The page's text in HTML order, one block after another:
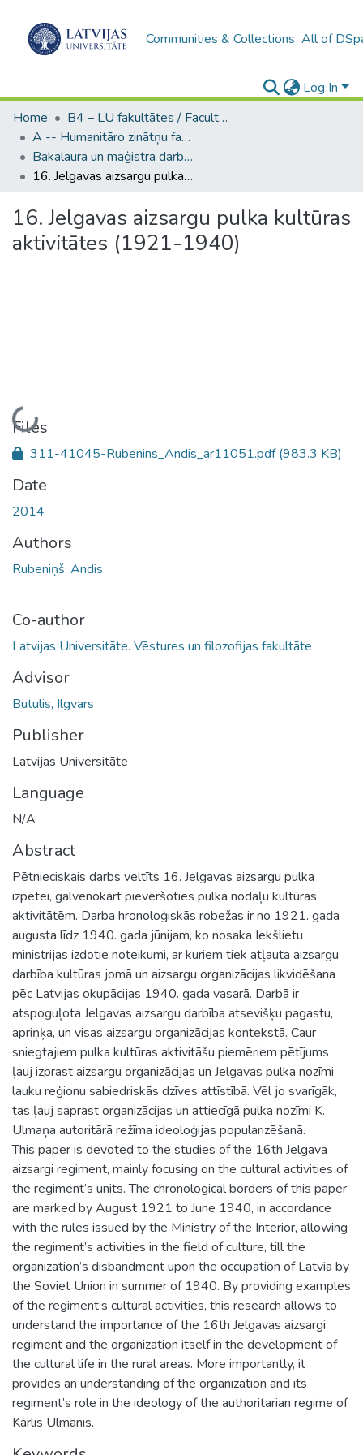
Communities & Collections All of
Log In
Home
B4 – LU fakultātes / Faculties of the UL
A -- Humanitāro zinātņu fakultāte / Faculty of Humanities
Bakalaura un maģistra darbi (HZF) / Bachelor's and Master's theses
16. Jelgavas aizsargu pulka kultūras aktivitātes (1921-1940)
16. Jelgavas aizsargu pulka kultūras
aktivitātes (1921-1940)
Loading...
Files
311-41045-Rubenins_Andis_ar11051.pdf(983.3 KB)
Date
2014
Authors
Rubeniņš, Andis
Co-author
Latvijas Universitāte. Vēstures un filozofijas fakultāte
Advisor
Butulis, Ilgvars
Publisher
Latvijas Universitāte
Language
N/A
Abstract
Pētnieciskais darbs veltīts 16. Jelgavas aizsargu pulka
izpētei, galvenokārt pievēršoties pulka nodaļu kultūras
aktivitātēm. Darba hronoloģiskās robežas ir no 1921. gada
augusta līdz 1940. gada jūnijam, ko nosaka Iekšlietu
ministrijas izdotie noteikumi, ar kuriem tiek atļauta aizsargu
darbība kultūras jomā un aizsargu organizācijas likvidēšana
pēc Latvijas okupācijas 1940. gada vasarā. Darbā ir
atspoguļota Jelgavas aizsargu darbība atsevišķu pagastu,
apriņķa, un visas aizsargu organizācijas kontekstā. Caur
sniegtajiem pulka kultūras aktivitāšu piemēriem pētījums
ļauj izprast aizsargu organizācijas un Jelgavas pulka nozīmi
lauku reģionu sabiedriskās dzīves attīstībā. Vēl jo svarīgāk,
tas ļauj saprast organizācijas un attiecīgā pulka nozīmi K.
Ulmaņa autoritārā režīma ideoloģijas popularizēšanā.
This paper is devoted to the studies of the 16th Jelgava
aizsargi regiment, mainly focusing on the cultural activities of
the regiment’s units. The chronological borders of this paper
are marked by August 1921 to June 1940, in accordance
with the rules issued by the Ministry of the Interior, allowing
the regiment’s activities in the field of culture, till the
organization’s disbandment upon the occupation of Latvia by
the Soviet Union in summer of 1940. By providing examples
of the regiment’s cultural activities, this research allows to
understand the importance of the 16th Jelgavas aizsargi
regiment and the organization itself in the development of
the cultural life in the rural areas. More importantly, it
provides an understanding of the organization and its
regiment’s role in the ideology of the authoritarian regime of
Kārlis Ulmanis.